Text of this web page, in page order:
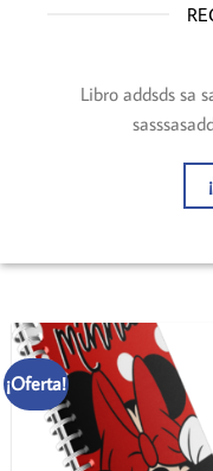
Libro addsds sa
¡Oferta!